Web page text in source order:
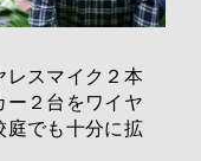
レスマイク２本
ー２台をワイヤ
庭でも十分に拡